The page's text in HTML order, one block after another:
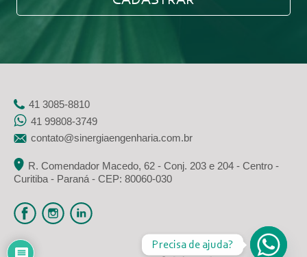
41 3085-8810
41 99808-3749
contato@sinergiaengenharia.com.br
R. Comendador Macedo, 62 - Conj. 203 e 204 - Centro -
Curitiba - Paraná - CEP: 80060-030
Precisa de ajuda?